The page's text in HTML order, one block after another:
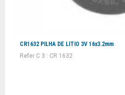
CR1632 PILHA DE LITIO 3V 16x3.2mm
Refer C 3 : CR 1632